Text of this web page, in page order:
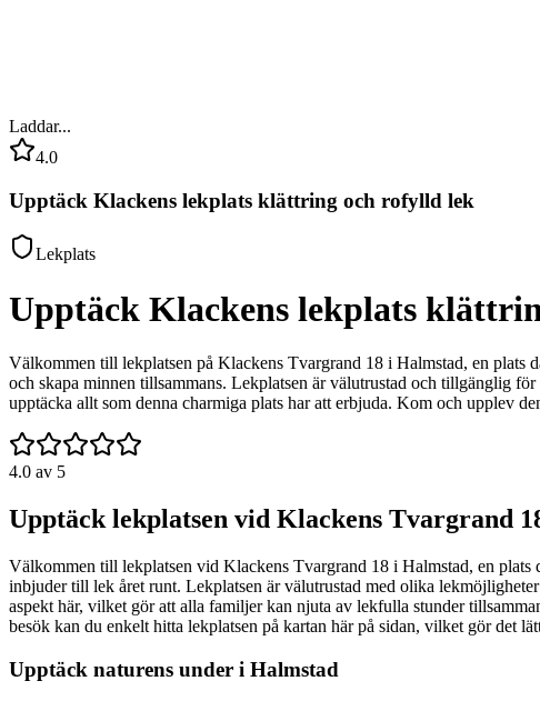
Laddar...
4.0
Upptäck Klackens lekplats klättring och rofylld lek
Lekplats
Upptäck Klackens lekplats
Välkommen till lekplatsen på Klackens Tvargrand 18 i Halmstad, en plats
och skapa minnen tillsammans. Lekplatsen är välutrustad och tillgänglig
upptäcka allt som denna charmiga plats har att erbjuda. Kom och upplev
4.0 av 5
Upptäck lekplatsen vid Klackens Tvargrand
Välkommen till lekplatsen vid Klackens Tvargrand 18 i Halmstad, en
inbjuder till lek året runt. Lekplatsen är välutrustad med olika
aspekt här, vilket gör att alla familjer kan njuta av lekfulla stunder
besök kan du enkelt hitta lekplatsen på kartan här på sidan, vilket gör det
Upptäck naturens under i Halmstad